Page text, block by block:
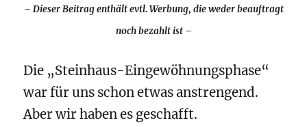
– Dieser Beitrag enthält evtl. Werbung, die weder beauftragt
noch bezahlt ist –
Die „Steinhaus-Eingewöhnungsphase“
war für uns schon etwas anstrengend.
Aber wir haben es geschafft.